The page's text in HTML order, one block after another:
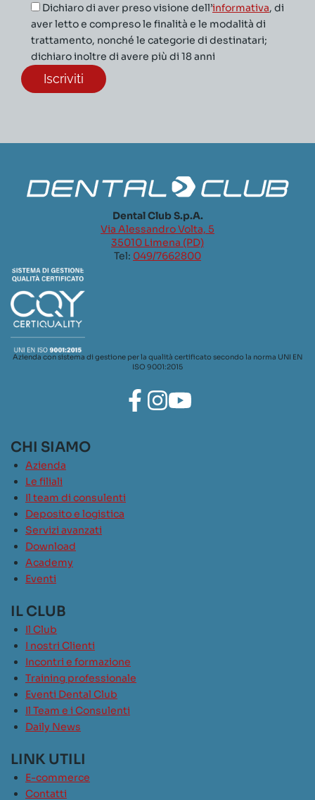
Dichiaro di aver preso visione dell’informativa, di
aver letto e compreso le finalità e le modalità di
trattamento, nonché le categorie di destinatari;
dichiaro inoltre di avere più di 18 anni
Dental Club S.p.A.
Via Alessandro Volta, 5
35010 Limena (PD)
Tel: 049/7662800
Azienda con sistema di gestione per la qualità certificato secondo la norma UNI EN
ISO 9001:2015
CHI SIAMO
Azienda
Le filiali
Il team di consulenti
Deposito e logistica
Servizi avanzati
Download
Academy
Eventi
IL CLUB
Il Club
I nostri Clienti
Incontri e formazione
Training professionale
Eventi Dental Club
Il Team e i Consulenti
Daily News
LINK UTILI
E-commerce
Contatti